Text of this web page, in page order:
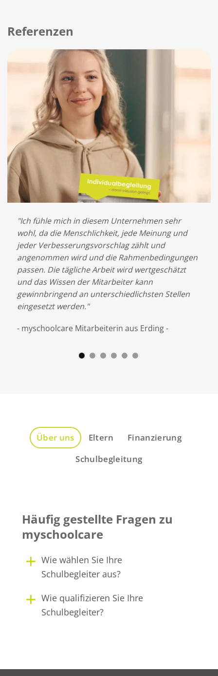
Referenzen
"Ich fühle mich in diesem Unternehmen sehr
wohl, da die Menschlichkeit, jede Meinung und
jeder Verbesserungsvorschlag zählt und
angenommen wird und die Rahmenbedingungen
passen. Die tägliche Arbeit wird wertgeschätzt
und das Wissen der Mitarbeiter kann
gewinnbringend an unterschiedlichsten Stellen
eingesetzt werden."
- myschoolcare Mitarbeiterin aus Erding -
Über uns Eltern
Finanzierung
Schulbegleitung
Häufig gestellte Fragen zu
myschoolcare
Wie wählen Sie Ihre
Schulbegleiter aus?
Wie qualifizieren Sie Ihre
Schulbegleiter?